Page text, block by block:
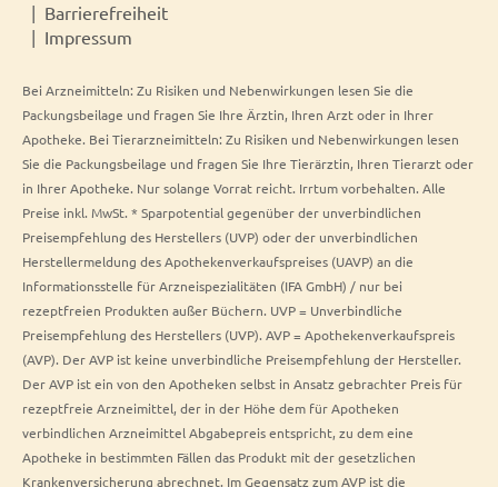
Barrierefreiheit
Impressum
Bei Arzneimitteln: Zu Risiken und Nebenwirkungen lesen Sie die
Packungsbeilage und fragen Sie Ihre Ärztin, Ihren Arzt oder in Ihrer
Apotheke. Bei Tierarzneimitteln: Zu Risiken und Nebenwirkungen lesen
Sie die Packungsbeilage und fragen Sie Ihre Tierärztin, Ihren Tierarzt oder
in Ihrer Apotheke. Nur solange Vorrat reicht. Irrtum vorbehalten. Alle
Preise inkl. MwSt. * Sparpotential gegenüber der unverbindlichen
Preisempfehlung des Herstellers (UVP) oder der unverbindlichen
Herstellermeldung des Apothekenverkaufspreises (UAVP) an die
Informationsstelle für Arzneispezialitäten (IFA GmbH) / nur bei
rezeptfreien Produkten außer Büchern. UVP = Unverbindliche
Preisempfehlung des Herstellers (UVP). AVP = Apothekenverkaufspreis
(AVP). Der AVP ist keine unverbindliche Preisempfehlung der Hersteller.
Der AVP ist ein von den Apotheken selbst in Ansatz gebrachter Preis für
rezeptfreie Arzneimittel, der in der Höhe dem für Apotheken
verbindlichen Arzneimittel Abgabepreis entspricht, zu dem eine
Apotheke in bestimmten Fällen das Produkt mit der gesetzlichen
Krankenversicherung abrechnet. Im Gegensatz zum AVP ist die